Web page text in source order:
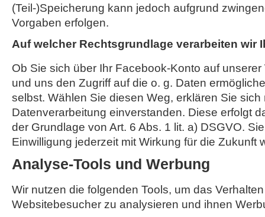
(Teil-)Speicherung kann jedoch aufgrund
Vorgaben erfolgen.
Auf welcher Rechtsgrundlage verarbeiten wir
Ob Sie sich über Ihr Facebook-Konto auf
und uns den Zugriff auf die o. g. Daten
selbst. Wählen Sie diesen Weg, erklären Sie sich
Datenverarbeitung einverstanden. Diese erfolgt
der Grundlage von Art. 6 Abs. 1 lit. a) DSGVO.
Einwilligung jederzeit mit Wirkung für die Zukunft
Analyse-Tools und Werbung
Wir nutzen die folgenden Tools, um das
Websitebesucher zu analysieren und ihnen